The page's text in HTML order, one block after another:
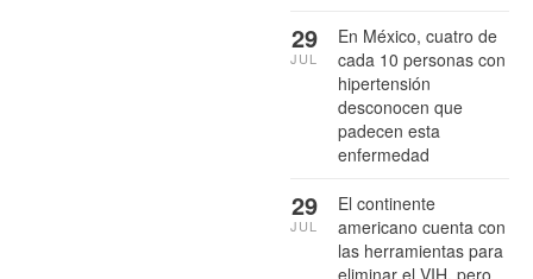
En México, cuatro de
cada 10 personas con
hipertensión
desconocen que
padecen esta
enfermedad
29
JUL
El continente
americano cuenta con
las herramientas para
eliminar el VIH, pero
29
JUL